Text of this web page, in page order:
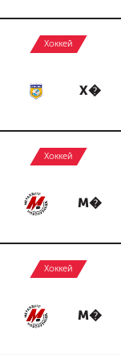
Хоккей
Х�
Хоккей
М�
Хоккей
М�